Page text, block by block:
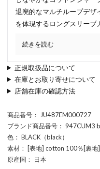
退廃的なマルチループデザ
を体現するロングスリーブ
続きを読む
正規取扱品について
在庫とお取り寄せについて
店舗在庫の確認方法
商品番号 ： JU487EM000727
ブランド商品番号 ： 947CUM3
色 ： BLACK（black）
素材 ： [表地] cotton 100％[裏地]
原産国 ： 日本